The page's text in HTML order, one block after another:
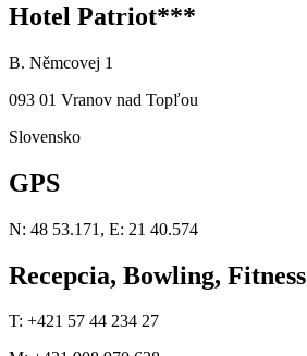
Hotel Patriot***
B. Němcovej 1
093 01 Vranov nad Topľou
Slovensko
GPS
N: 48 53.171, E: 21 40.574
Recepcia, Bowling, Fitness
T: +421 57 44 234 27